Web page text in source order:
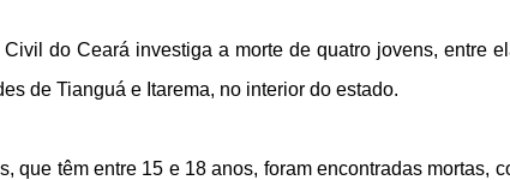
do Ceará investiga a morte de quatro jovens, entre
de Tianguá e Itarema, no interior do estado.
que têm entre 15 e 18 anos, foram encontradas mortas,